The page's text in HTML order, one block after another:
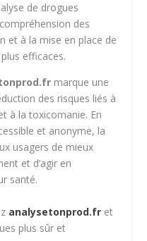
de drogues
des
et à la mise en place de
efficaces.
marque une
des risques liés à
à la toxicomanie. En
et anonyme, la
usagers de mieux
et d’agir en
santé.
analysetonprod.fr et
plus sûr et